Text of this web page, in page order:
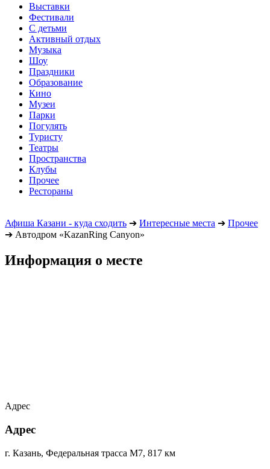
Выставки
Фестивали
С детьми
Активный отдых
Музыка
Шоу
Праздники
Образование
Кино
Музеи
Парки
Погулять
Туристу
Театры
Пространства
Клубы
Прочее
Рестораны
Афиша Казани - куда сходить ➔ Интересные места ➔ Прочее
➔ Автодром «KazanRing Canyon»
Информация о месте
Адрес
Адрес
г. Казань, Федеральная трасса М7, 817 км